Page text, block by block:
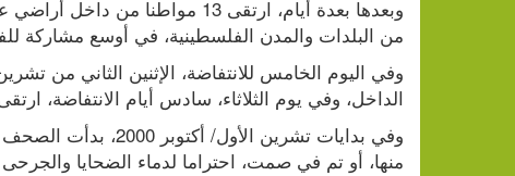
من البلدات والمدن الفلسطينية، في أوسع مشاركة
الداخل، وفي يوم الثلاثاء، سادس أيام الانتفاضة، ارتقى 9 مواطنين في الضفة، وغزة، وكفر
منها، أو تم في صمت، احتراما لدماء الضحايا